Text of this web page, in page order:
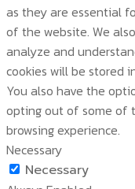
as they are essential
of the website. We
analyze and
cookies will be stored
You also have the
opting out of some of
browsing experience.
Necessary
Necessary